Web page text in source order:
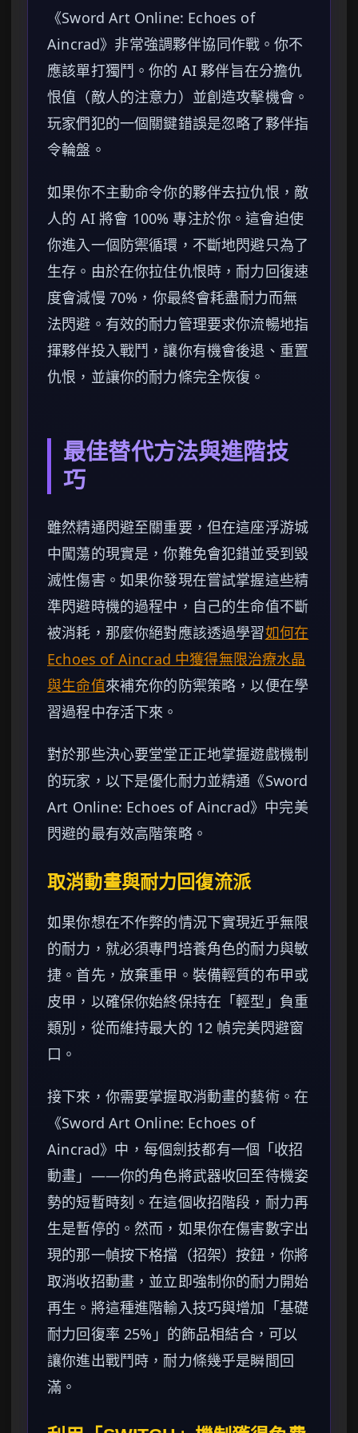
《Sword Art Online: Echoes of
Aincrad》非常強調夥伴協同作戰。你不
應該單打獨鬥。你的 AI 夥伴旨在分擔仇
恨值（敵人的注意力）並創造攻擊機會。
玩家們犯的一個關鍵錯誤是忽略了夥伴指
令輪盤。
如果你不主動命令你的夥伴去拉仇恨，敵
人的 AI 將會 100% 專注於你。這會迫使
你進入一個防禦循環，不斷地閃避只為了
生存。由於在你拉住仇恨時，耐力回復速
度會減慢 70%，你最終會耗盡耐力而無
法閃避。有效的耐力管理要求你流暢地指
揮夥伴投入戰鬥，讓你有機會後退、重置
仇恨，並讓你的耐力條完全恢復。
最佳替代方法與進階技
巧
雖然精通閃避至關重要，但在這座浮游城
中闖蕩的現實是，你難免會犯錯並受到毀
滅性傷害。如果你發現在嘗試掌握這些精
準閃避時機的過程中，自己的生命值不斷
被消耗，那麼你絕對應該透過學習如何在
Echoes of Aincrad 中獲得無限治療水晶
與生命值來補充你的防禦策略，以便在學
習過程中存活下來。
對於那些決心要堂堂正正地掌握遊戲機制
的玩家，以下是優化耐力並精通《Sword
Art Online: Echoes of Aincrad》中完美
閃避的最有效高階策略。
取消動畫與耐力回復流派
如果你想在不作弊的情況下實現近乎無限
的耐力，就必須專門培養角色的耐力與敏
捷。首先，放棄重甲。裝備輕質的布甲或
皮甲，以確保你始終保持在「輕型」負重
類別，從而維持最大的 12 幀完美閃避窗
口。
接下來，你需要掌握取消動畫的藝術。在
《Sword Art Online: Echoes of
Aincrad》中，每個劍技都有一個「收招
動畫」——你的角色將武器收回至待機姿
勢的短暫時刻。在這個收招階段，耐力再
生是暫停的。然而，如果你在傷害數字出
現的那一幀按下格擋（招架）按鈕，你將
取消收招動畫，並立即強制你的耐力開始
再生。將這種進階輸入技巧與增加「基礎
耐力回復率 25%」的飾品相結合，可以
讓你進出戰鬥時，耐力條幾乎是瞬間回
滿。